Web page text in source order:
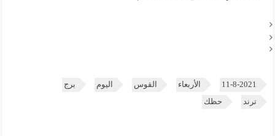
11-8-2021 الأربعاء القوس اليوم برج
ترند حظك